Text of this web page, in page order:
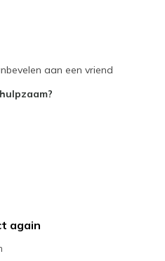
aan een vriend
again